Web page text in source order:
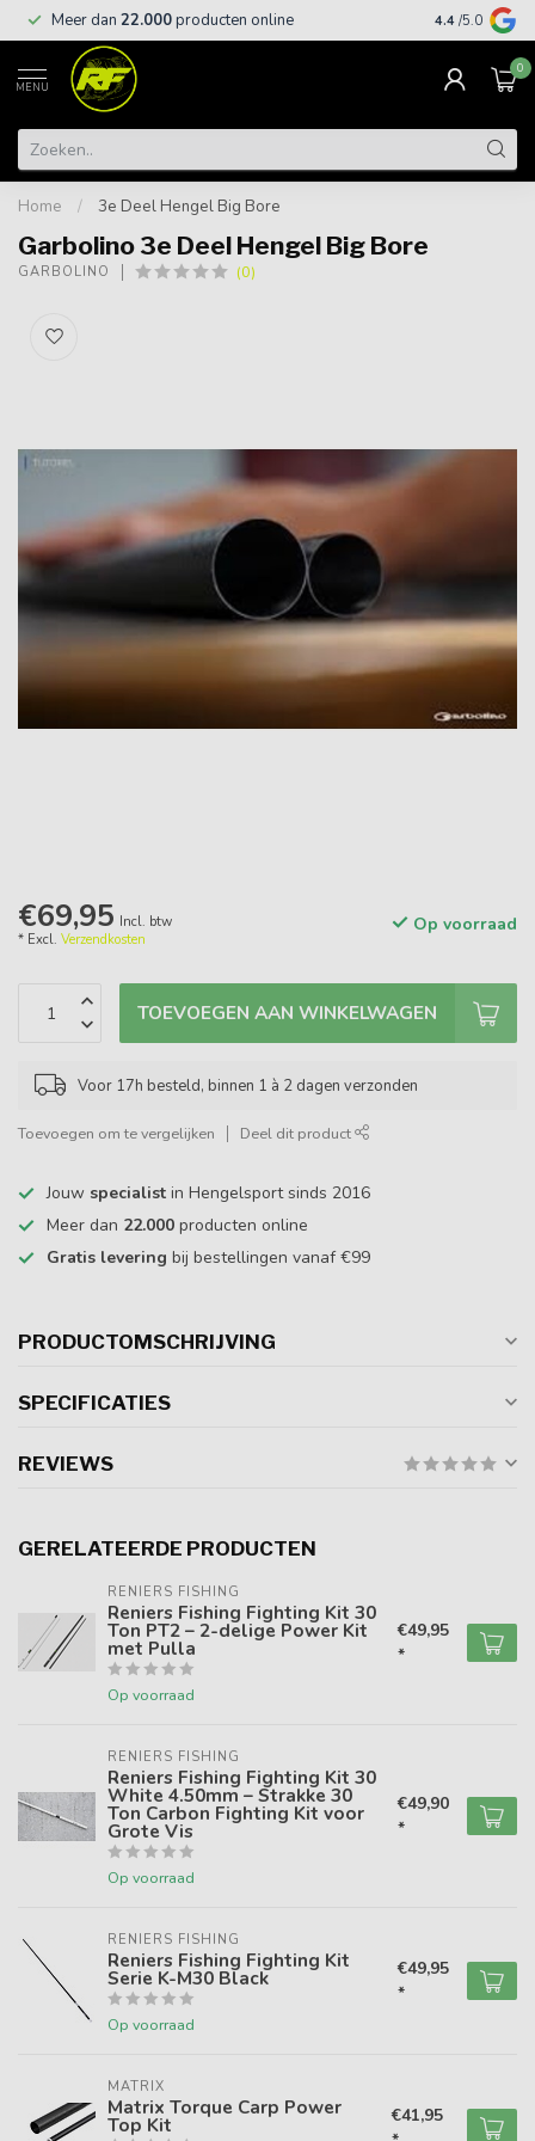
Meer dan 22.000producten online Gratis
4.4 /5.0
MENU
0
Home / 3e Deel Hengel Big Bore
Garbolino 3e Deel Hengel Big Bore
GARBOLINO (0)
€69,95 Incl. btw
* Excl. Verzendkosten
Op voorraad
TOEVOEGEN AAN WINKELWAGEN
Voor 17h besteld, binnen 1 à 2 dagen verzonden
Toevoegen om te vergelijken Deel dit product
Jouw specialist in Hengelsport sinds 2016
Meer dan 22.000 producten online
Gratis levering bij bestellingen vanaf €99
PRODUCTOMSCHRIJVING
SPECIFICATIES
REVIEWS
GERELATEERDE PRODUCTEN
RENIERS FISHING
Reniers Fishing Fighting Kit 30
Ton PT2 – 2-delige Power Kit
met Pulla
Op voorraad
€49,95
*
RENIERS FISHING
Reniers Fishing Fighting Kit 30
White 4.50mm – Strakke 30
Ton Carbon Fighting Kit voor
Grote Vis
Op voorraad
€49,90
*
RENIERS FISHING
Reniers Fishing Fighting Kit
Serie K-M30 Black
Op voorraad
€49,95
*
MATRIX
Matrix Torque Carp Power
Top Kit
€41,95